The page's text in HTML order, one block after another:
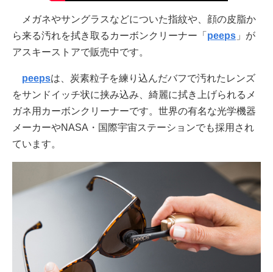
メガネやサングラスなどについた指紋や、顔の皮脂か
ら来る汚れを拭き取るカーボンクリーナー「 peeps 」が
アスキーストアで販売中です。
peepsは、炭素粒子を練り込んだバフで汚れたレンズ
をサンドイッチ状に挟み込み、綺麗に拭き上げられるメ
ガネ用カーボンクリーナーです。世界の有名な光学機器
メーカーやNASA・国際宇宙ステーションでも採用され
ています。